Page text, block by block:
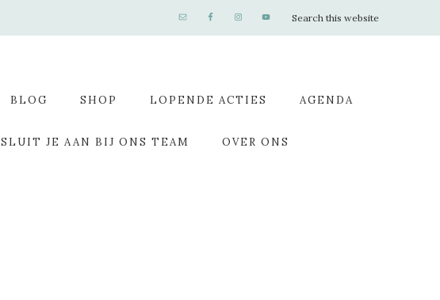
BLOG SHOP LOPENDE ACTIES AGENDA
SLUIT JE AAN BIJ ONS TEAM OVER ONS